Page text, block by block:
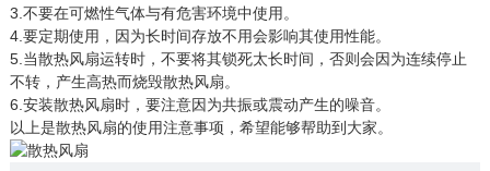
3.不要在可燃性气体与有危害环境中使用。
4.要定期使用，因为长时间存放不用会影响其使用性能。
5.当散热风扇运转时，不要将其锁死太长时间，否则会因为连续停止
不转，产生高热而烧毁散热风扇。
6.安装散热风扇时，要注意因为共振或震动产生的噪音。
以上是散热风扇的使用注意事项，希望能够帮助到大家。